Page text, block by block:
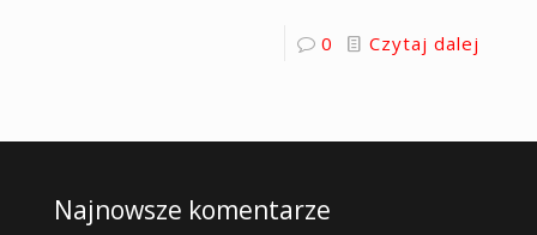
0 Czytaj dalej
Najnowsze komentarze